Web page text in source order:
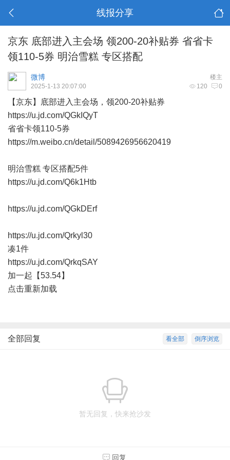
线报分享
京东 底部进入主会场 领200-20补贴券 省省卡
领110-5券 明治雪糕 专区搭配
楼主
微博
120 0
2025-1-13 20:07:00
【京东】底部进入主会场，领200-20补贴券
https://u.jd.com/QGkIQyT
省省卡领110-5券
https://m.weibo.cn/detail/5089426956620419
明治雪糕 专区搭配5件
https://u.jd.com/Q6k1Htb
https://u.jd.com/QGkDErf
https://u.jd.com/Qrkyl30
凑1件
https://u.jd.com/QrkqSAY
加一起【53.54】
点击重新加载
倒序浏览
看全部
全部回复
暂无回复，快来抢沙发
回复